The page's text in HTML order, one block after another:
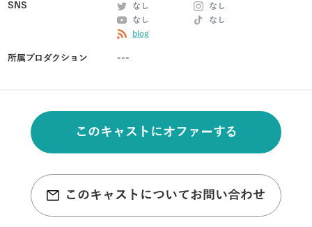
SNS
なし
なし
なし
なし
blog
所属プロダクション ---
このキャストにオファーする
このキャストについてお問い合わせ